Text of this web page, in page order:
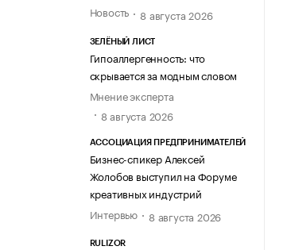
Новость
8 августа 2026
ЗЕЛЁНЫЙ ЛИСТ
Гипоаллергенность: что
скрывается за модным словом
Мнение эксперта
8 августа 2026
АССОЦИАЦИЯ ПРЕДПРИНИМАТЕЛЕЙ
Бизнес-спикер Алексей
Жолобов выступил на Форуме
креативных индустрий
Интервью
8 августа 2026
RULIZOR